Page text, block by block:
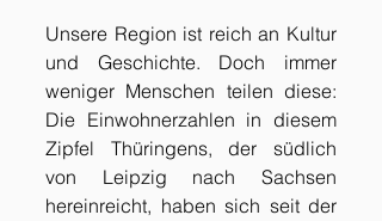
Unsere Region ist reich an Kultur
und Geschichte. Doch immer
weniger Menschen teilen diese:
Die Einwohnerzahlen in diesem
Zipfel Thüringens, der südlich
von Leipzig nach Sachsen
hereinreicht, haben sich seit der